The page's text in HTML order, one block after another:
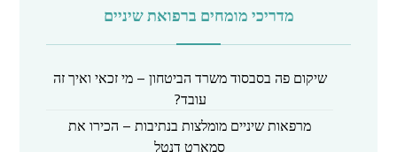
מדריכי מומחים ברפואת שיניים
שיקום פה בסבסוד משרד הביטחון – מי זכאי ואיך זה
עובד?
מרפאות שיניים מומלצות בנתיבות – הכירו את